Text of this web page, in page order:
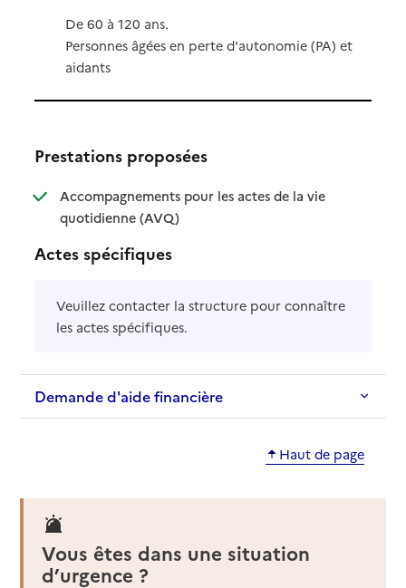
De 60 à 120 ans.
Personnes âgées en perte d'autonomie (PA) et
aidants
Prestations proposées
Accompagnements pour les actes de la vie
quotidienne (AVQ): disponible
: non disponible
Actes spécifiques
Veuillez contacter la structure pour connaître
les actes spécifiques.
Demande d'aide financière
Haut de page
Vous êtes dans une situation
d’urgence ?